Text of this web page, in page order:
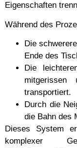
Eigenschaften
Während des
Die
Ende des
Die
transportiert.
Durch die
die Bahn des
Dieses System
komplexer